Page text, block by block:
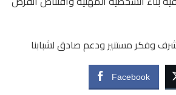
وفكر مستنير ودعم صادق لشبابنا
Facebook